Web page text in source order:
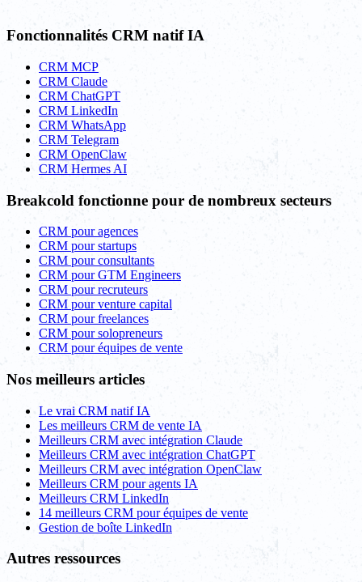
Fonctionnalités CRM natif IA
CRM MCP
CRM Claude
CRM ChatGPT
CRM LinkedIn
CRM WhatsApp
CRM Telegram
CRM OpenClaw
CRM Hermes AI
Breakcold fonctionne pour de nombreux secteurs
CRM pour agences
CRM pour startups
CRM pour consultants
CRM pour GTM Engineers
CRM pour recruteurs
CRM pour venture capital
CRM pour freelances
CRM pour solopreneurs
CRM pour équipes de vente
Nos meilleurs articles
Le vrai CRM natif IA
Les meilleurs CRM de vente IA
Meilleurs CRM avec intégration Claude
Meilleurs CRM avec intégration ChatGPT
Meilleurs CRM avec intégration OpenClaw
Meilleurs CRM pour agents IA
Meilleurs CRM LinkedIn
14 meilleurs CRM pour équipes de vente
Gestion de boîte LinkedIn
Autres ressources